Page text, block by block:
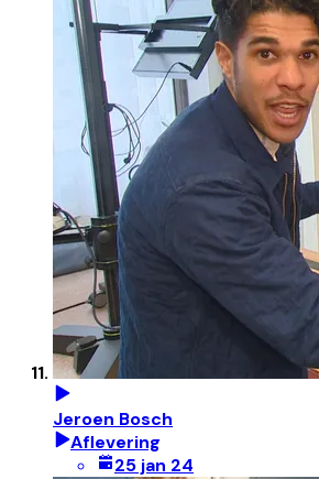
Jeroen Bosch
Aflevering
25 jan 24